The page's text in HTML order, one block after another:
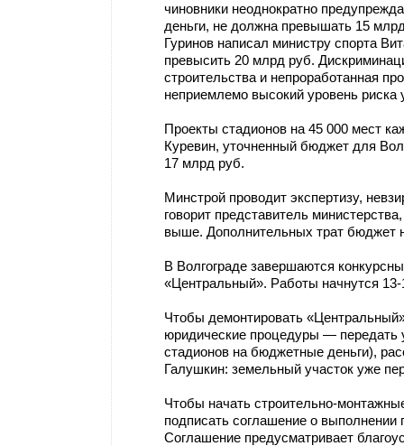
чиновники неоднократно
деньги, не должна превышать 15
Гуринов написал министру спорта
превысить 20 млрд руб.
строительства и непроработанная
неприемлемо высокий уровень риска
Проекты стадионов на 45 000 мест
Куревин, уточненный бюджет для
17 млрд руб.
Минстрой проводит экспертизу,
говорит представитель
выше. Дополнительных трат бюджет
В Волгограде завершаются
«Центральный». Работы начнутся 13-
Чтобы демонтировать
юридические процедуры — передать
стадионов на бюджетные деньги),
Галушкин: земельный участок уже
Чтобы начать строительно-
подписать соглашение о выполнении
Соглашение предусматривает